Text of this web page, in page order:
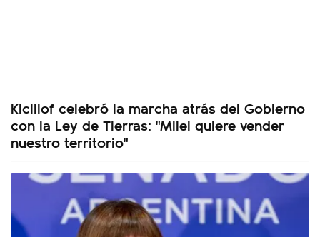
Kicillof celebró la marcha atrás del Gobierno
con la Ley de Tierras: "Milei quiere vender
nuestro territorio"